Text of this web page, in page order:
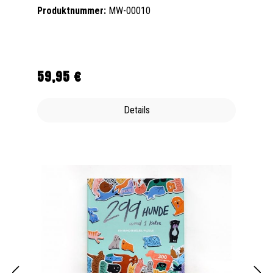
Produktnummer: MW-00010
Regulärer Preis:
59,95 €
Details